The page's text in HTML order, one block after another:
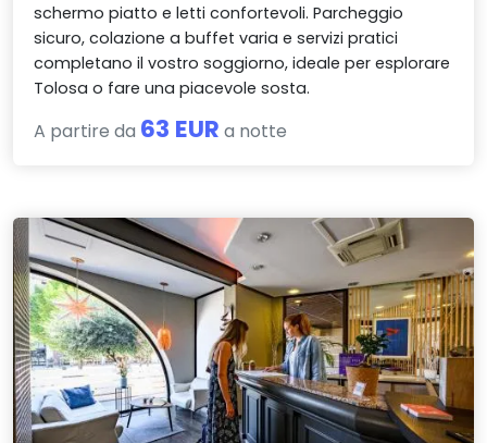
schermo piatto e letti confortevoli. Parcheggio
sicuro, colazione a buffet varia e servizi pratici
completano il vostro soggiorno, ideale per esplorare
Tolosa o fare una piacevole sosta.
A partire da 63 EUR a notte